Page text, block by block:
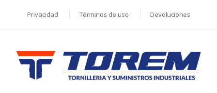
Privacidad Términos de uso Devoluciones